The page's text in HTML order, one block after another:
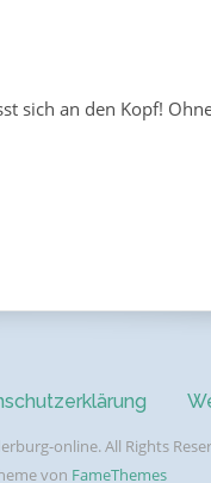
sich an den Kopf!
online. All Rights
von FameThemes